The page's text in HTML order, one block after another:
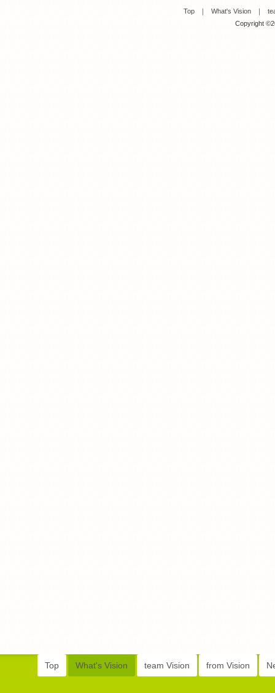
Top ｜ What's Vision ｜
Copyright
Top What's Vision team Vision from Vision